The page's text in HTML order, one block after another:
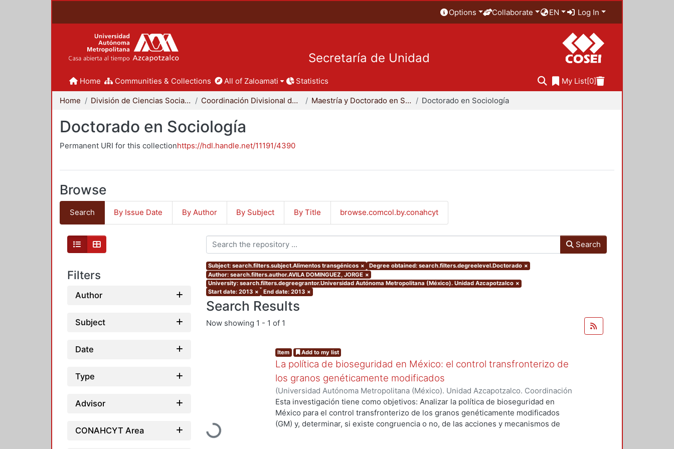
Options Collaborate EN Log In
Secretaría de Unidad
Home Communities & Collections All of Zaloamati Statistics My List[0]
Home División de Ciencias Sociales y Humanidades Coordinación Divisional de Posgrado Maestría y Doctorado en Sociología Doctorado en Sociología
Doctorado en Sociología
Permanent URI for this collectionhttps://hdl.handle.net/11191/4390
Browse
Search By Issue Date By Author By Subject By Title browse.comcol.by.conahcyt
Filters
Author
Subject
Date
Type
Advisor
CONAHCYT Area
Search
Subject: search.filters.subject.Alimentos transgénicos × Degree obtained: search.filters.degreelevel.Doctorado ×
Author: search.filters.author.AVILA DOMINGUEZ, JORGE ×
University: search.filters.degreegrantor.Universidad Autónoma Metropolitana (México). Unidad Azcapotzalco ×
Start date: 2013 × End date: 2013 ×
Search Results
Now showing 1 - 1 of 1
Loading...
Item Add to my list
La política de bioseguridad en México: el control transfronterizo de
los granos genéticamente modificados
(Universidad Autónoma Metropolitana (México). Unidad Azcapotzalco. Coordinación
de Servicios de Información.,2013-10-30)AVILA DOMINGUEZ, JORGE
Esta investigación tiene como objetivos: Analizar la política de bioseguridad en
México para el control transfronterizo de los granos genéticamente modificados
(GM) y, determinar, si existe congruencia o no, de las acciones y mecanismos de